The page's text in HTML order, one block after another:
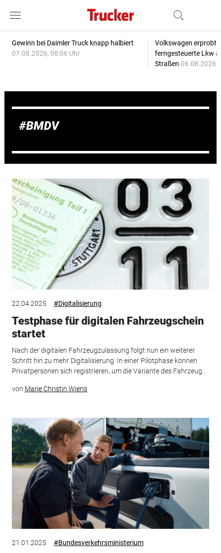
Gewinn bei Daimler Truck knapp halbiert
07.08.2026, 08:06 Uhr
Volkswagen erprobt
ferngesteuerte Lkw
Straßen 06.08.2026,
BMDV
22.04.2025 #Digitalisierung
Testphase für digitalen Fahrzeugschein
startet
Nach der digitalen Fahrzeugzulassung folgt nun ein weiterer
Schritt hin zu mehr Digitalisierung: In einer Pilotphase können
Privatpersonen sich registrieren, um die Variante des Fahrzeug...
von Marie Christin Wiens
21.01.2025 #Bundesverkehrsministerium